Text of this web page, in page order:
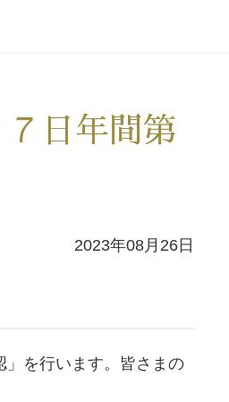
日年間第
2023年08月26日
」を行います。皆さまの